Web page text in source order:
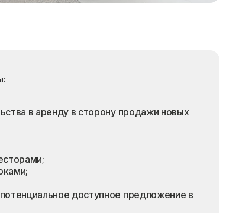
в аренду в сторону продажи новых
доступное предложение в